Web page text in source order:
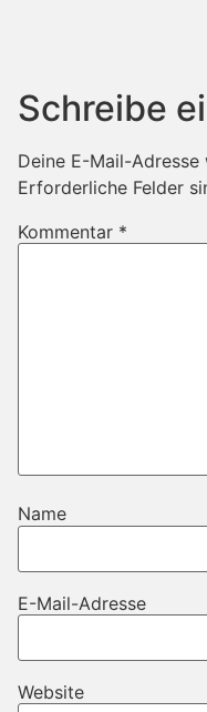
Schreibe
Deine E-Mail-
Erforderliche Felder
Kommentar *
Name
E-Mail-Adresse
Website